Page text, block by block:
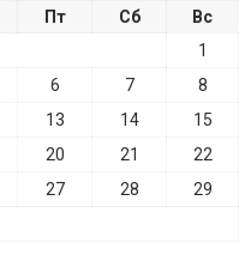
Пт Сб
Вс
1
6 7
8
13 14
15
20 21
22
27 28
29